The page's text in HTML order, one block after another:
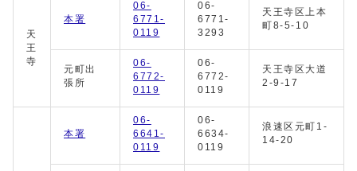
天
王
寺
本署
06-
6771-
0119
06-
6771-
3293
天王寺区上本
町8-5-10
元町出
張所
06-
6772-
0119
06-
6772-
0119
天王寺区大道
2-9-17
本署
06-
6641-
0119
06-
6634-
0119
浪速区元町1-
14-20